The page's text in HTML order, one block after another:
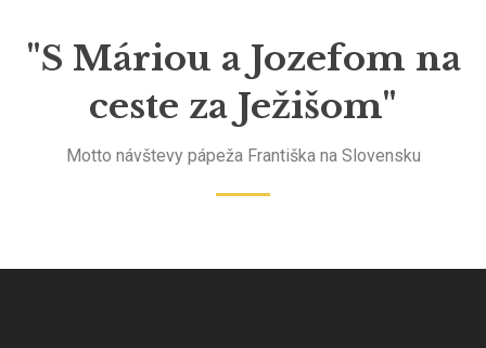
"S Máriou a Jozefom na
ceste za Ježišom"
Motto návštevy pápeža Františka na Slovensku